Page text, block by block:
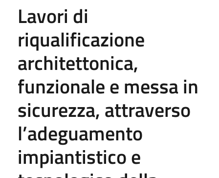
Lavori di
riqualificazione
architettonica,
funzionale e messa in
sicurezza, attraverso
l’adeguamento
impiantistico e